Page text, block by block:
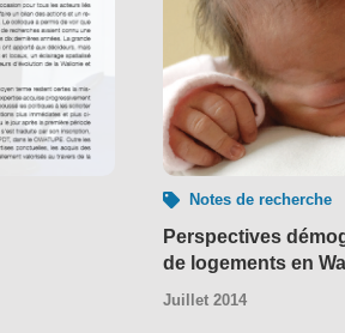
Notes de recherche
Perspectives
de logements en
Juillet 2014